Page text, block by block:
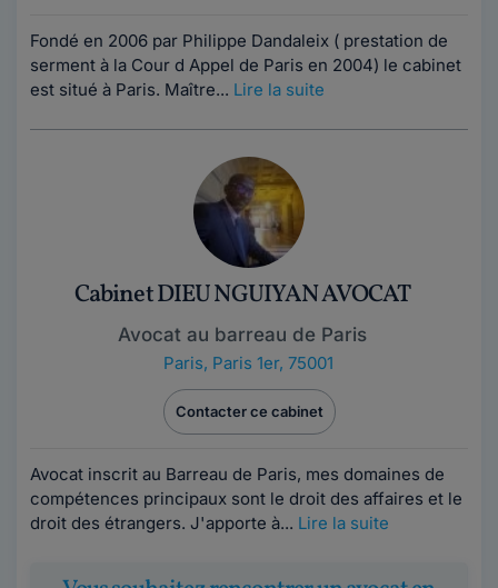
Fondé en 2006 par Philippe Dandaleix ( prestation de
serment à la Cour d Appel de Paris en 2004) le cabinet
est situé à Paris. Maître... Lire la suite
Cabinet DIEU NGUIYAN AVOCAT
Avocat au barreau de Paris
Paris, Paris 1er, 75001
Contacter ce cabinet
Avocat inscrit au Barreau de Paris, mes domaines de
compétences principaux sont le droit des affaires et le
droit des étrangers. J'apporte à... Lire la suite